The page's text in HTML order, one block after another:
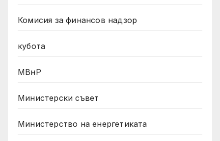
Комисия за финансов надзор
кубота
МВнР
Министерски съвет
Министерство на енергетиката